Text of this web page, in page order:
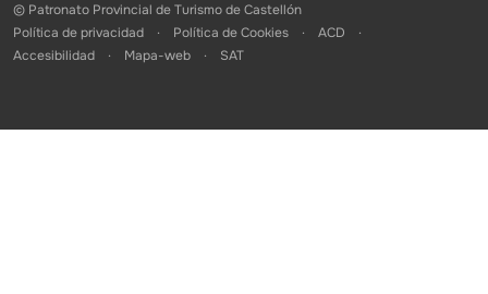
© Patronato Provincial de Turismo de Castellón
Política de privacidad
Política de Cookies
ACD
Accesibilidad
Mapa-web SAT